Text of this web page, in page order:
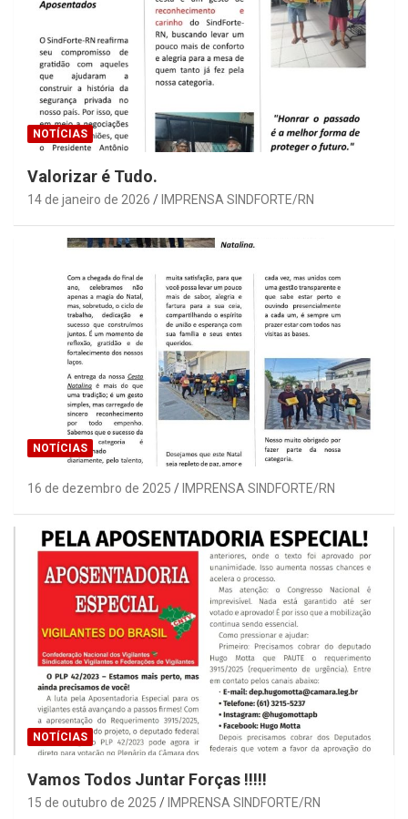
NOTÍCIAS
Valorizar é Tudo.
14 de janeiro de 2026 IMPRENSA SINDFORTE/RN
NOTÍCIAS
16 de dezembro de 2025 IMPRENSA SINDFORTE/RN
NOTÍCIAS
Vamos Todos Juntar Forças !!!!!
15 de outubro de 2025 IMPRENSA SINDFORTE/RN